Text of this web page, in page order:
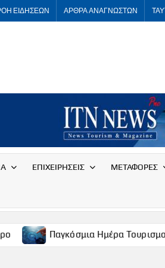
ΕΙΔΗΣΕΩΝ ΑΡΘΡΑ ΑΝΑΓΝΩΣΤΩΝ
News
ΕΠΙΧΕΙΡΗΣΕΙΣ ΜΕΤΑΦΟΡΕΣ
Παγκόσμια Ημέρα Τουρισμού 2026